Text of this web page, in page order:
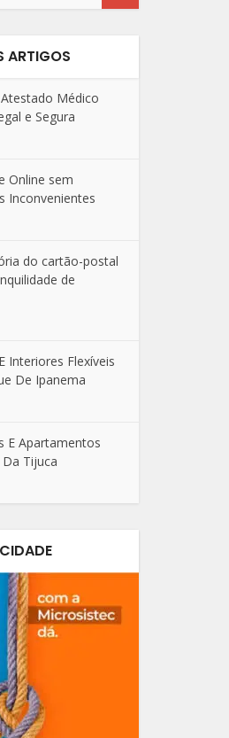
ARTIGOS
Médico
e Segura
Online sem
Inconvenientes
do cartão-postal
de
Interiores Flexíveis
De Ipanema
E Apartamentos
Tijuca